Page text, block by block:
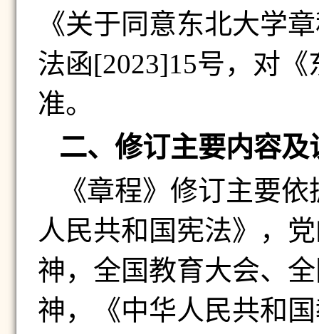
《关于同意东北大学
法函[2023]15号，对《
准。
二、修订主要内容及
《章程》修订主要
人民共和国宪法》
，
神，全国教育大会、
神，
《中华人民共和